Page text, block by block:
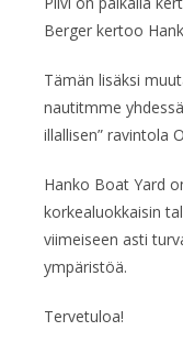
Berger kertoo
Tämän lisäksi
nautitmme
illallisen” ravintola
Hanko Boat Yard
korkealuokkaisin
viimeiseen asti
ympäristöä.
Tervetuloa!